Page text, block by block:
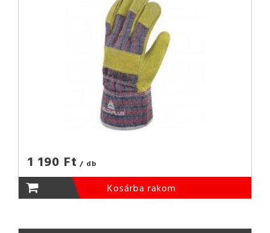
1 190 Ft / db
Kosárba rakom